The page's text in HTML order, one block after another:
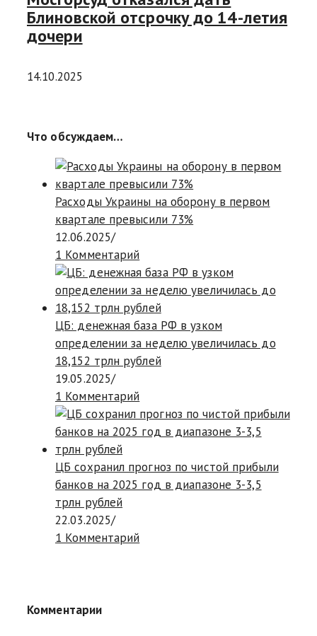
Блиновской отсрочку до 14-летия
дочери
14.10.2025
Что обсуждаем…
Расходы Украины на оборону в первом
квартале превысили 73%
12.06.2025/
1 Комментарий
ЦБ: денежная база РФ в узком
определении за неделю увеличилась до
18,152 трлн рублей
19.05.2025/
1 Комментарий
ЦБ сохранил прогноз по чистой прибыли
банков на 2025 год в диапазоне 3-3,5
трлн рублей
22.03.2025/
1 Комментарий
Комментарии